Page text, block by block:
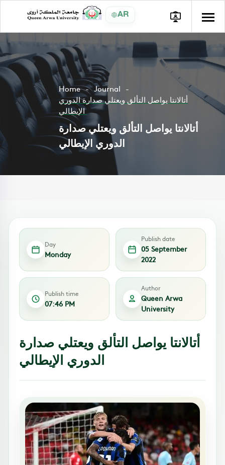
AR
Home
Journal
أتالانتا يواصل التألق ويعتلي صدارة الدوري
الإيطالي
أتالانتا يواصل التألق ويعتلي صدارة
Day
Monday
Publish date
05 September
2022
Publish time
07:46 PM
Author
Queen Arwa
University
أتالانتا يواصل التألق ويعتلي صدارة